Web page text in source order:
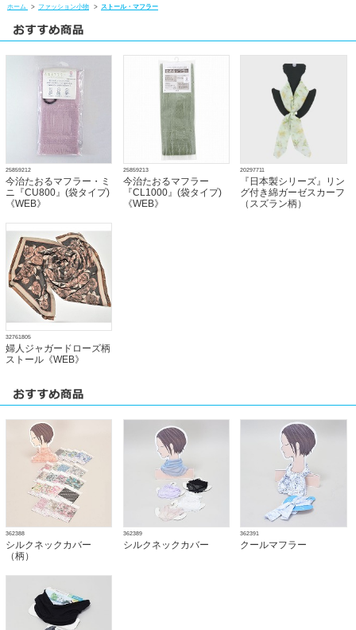
ホーム > ファッション小物 > ストール・マフラー
25859212
今治たおるマフラー・ミ
ニ『CU800』(袋タイプ)
《WEB》
25859213
今治たおるマフラー
『CL1000』(袋タイプ)
《WEB》
20297711
『日本製シリーズ』リン
グ付き綿ガーゼスカーフ
（スズラン柄）
32761805
婦人ジャガードローズ柄
ストール《WEB》
362388
シルクネックカバー
（柄）
362389
シルクネックカバー
362391
クールマフラー